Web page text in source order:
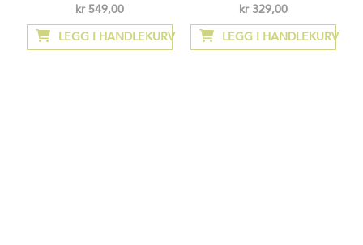
kr 549,00
LEGG I HANDLEKURV
Så
lav
som
kr 329,00
LEGG I HANDLEKURV